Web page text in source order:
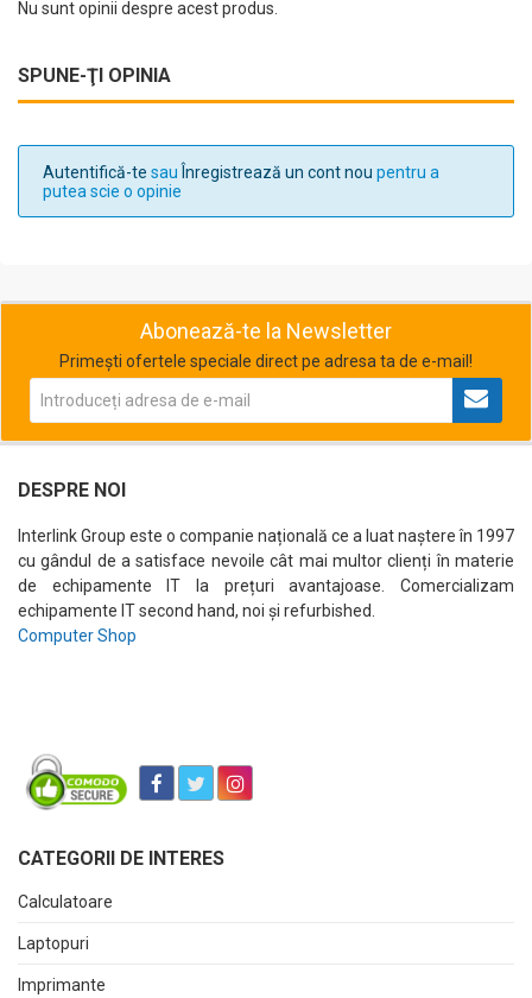
Nu sunt opinii despre acest produs.
SPUNE-ŢI OPINIA
Autentifică-te sau Înregistrează un cont nou pentru a
putea scie o opinie
Abonează-te la Newsletter
Primești ofertele speciale direct pe adresa ta de e-mail!
DESPRE NOI
Interlink Group este o companie națională ce a luat naștere în 1997
cu gândul de a satisface nevoile cât mai multor clienți în materie
de echipamente IT la prețuri avantajoase. Comercializam
echipamente IT second hand, noi și refurbished.
Computer Shop
CATEGORII DE INTERES
Calculatoare
Laptopuri
Imprimante